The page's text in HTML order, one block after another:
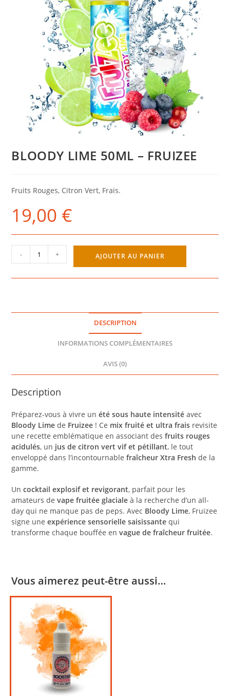
BLOODY LIME 50ML – FRUIZEE
Fruits Rouges, Citron Vert, Frais.
19,00 €
quantité
de
FRUIZEE
- + AJOUTER AU PANIER
DESCRIPTION
INFORMATIONS COMPLÉMENTAIRES
AVIS (0)
Description
Préparez-vous à vivre unété sous haute intensité avec
Bloody Lime de Fruizee ! Ce mix fruité et ultra frais revisite
une recette emblématique en associant desfruits rouges
acidulés, un jus de citron vert vif et pétillant, le tout
enveloppé dans l’incontournablefraîcheur Xtra Fresh de la
gamme.
Uncocktail explosif et revigorant, parfait pour les
amateurs devape fruitée glaciale à la recherche d’un all-
day qui ne manque pas de peps. Avec Bloody Lime, Fruizee
signe uneexpérience sensorielle saisissante qui
transforme chaque bouffée envague de fraîcheur fruitée.
Vous aimerez peut-être aussi…